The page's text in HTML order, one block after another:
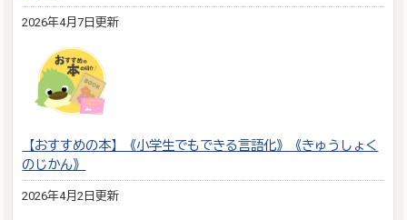
2026年4月7日更新
【おすすめの本】《小学生でもできる言語化》《きゅうしょく
のじかん》
2026年4月2日更新